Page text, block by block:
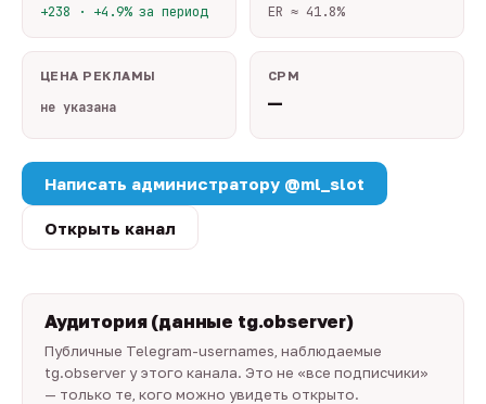
+238 · +4.9% за период ER ≈ 41.8%
ЦЕНА РЕКЛАМЫ
не указана
CPM
—
Написать администратору @ml_slot
Открыть канал
Аудитория (данные tg.observer)
Публичные Telegram-usernames, наблюдаемые
tg.observer у этого канала. Это не «все подписчики»
— только те, кого можно увидеть открыто.